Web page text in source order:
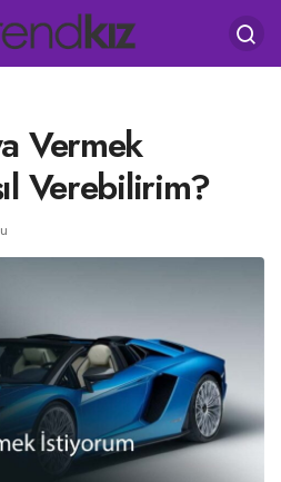
Vermek
Verebilirim?